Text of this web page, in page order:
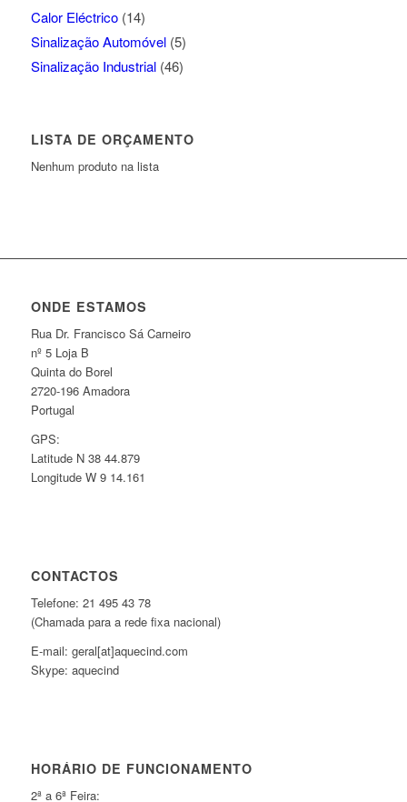
Calor Eléctrico (14)
Sinalização Automóvel (5)
Sinalização Industrial (46)
LISTA DE ORÇAMENTO
Nenhum produto na lista
ONDE ESTAMOS
Rua Dr. Francisco Sá Carneiro
nº 5 Loja B
Quinta do Borel
2720-196 Amadora
Portugal
GPS:
Latitude N 38 44.879
Longitude W 9 14.161
CONTACTOS
Telefone: 21 495 43 78
(Chamada para a rede fixa nacional)
E-mail: geral[at]aquecind.com
Skype: aquecind
HORÁRIO DE FUNCIONAMENTO
2ª a 6ª Feira: